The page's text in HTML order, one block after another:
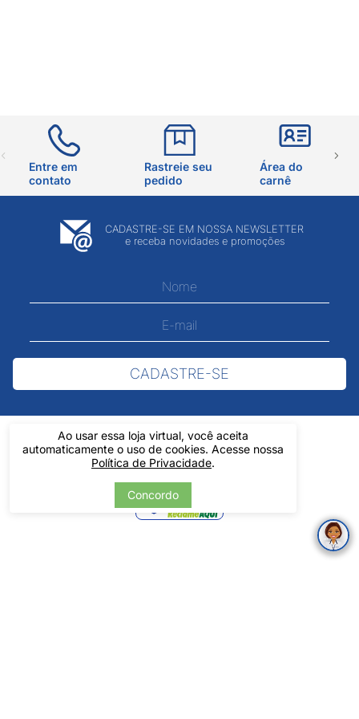
Ao usar essa loja virtual, você aceita
automaticamente o uso de cookies. Acesse nossa
Política de Privacidade.
Concordo
Entre em
contato
Rastreie seu
pedido
Área do
carnê
CADASTRE-SE EM NOSSA NEWSLETTER
e receba novidades e promoções
CADASTRE-SE
Verificada